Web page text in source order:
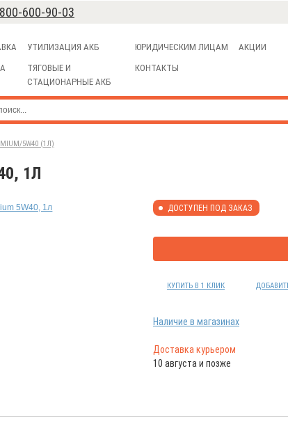
600-90-03
УТИЛИЗАЦИЯ АКБ
ТЯГОВЫЕ И
СТАЦИОНАРНЫЕ АКБ
ЮРИДИЧЕСКИМ ЛИЦАМ
КОНТАКТЫ
АКЦИИ
5W40 (1Л)
1Л
ДОСТУПЕН ПОД ЗАКАЗ
КУПИТЬ В 1 КЛИК
Наличие в магазинах
Доставка курьером
10 августа и позже